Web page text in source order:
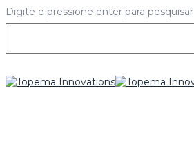
Digite e pressione enter para pesquisar